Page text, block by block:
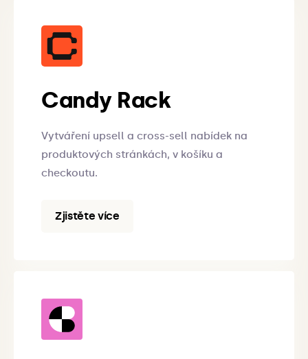
Candy Rack
Vytváření upsell a cross-sell nabídek na
produktových stránkách, v košíku a
checkoutu.
Zjistěte více